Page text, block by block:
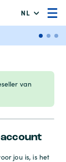
NL
van
jou is, is het